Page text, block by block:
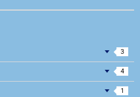
3
4
1